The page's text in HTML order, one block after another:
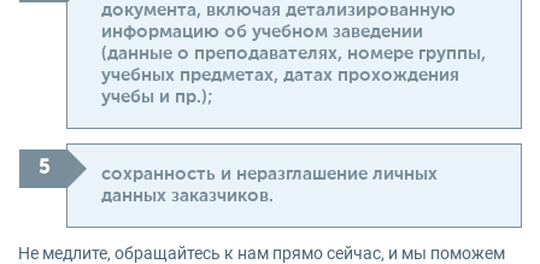
документа, включая детализированную
информацию об учебном заведении
(данные о преподавателях, номере группы,
учебных предметах, датах прохождения
учебы и пр.);
сохранность и неразглашение личных
данных заказчиков.
Не медлите, обращайтесь к нам прямо сейчас, и мы поможем